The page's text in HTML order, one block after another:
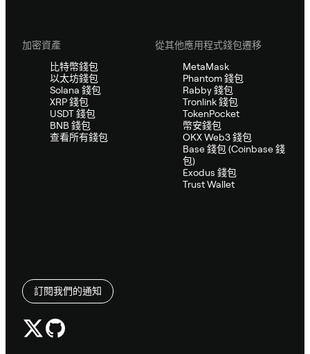
加密資產
比特幣錢包
以太坊錢包
Solana 錢包
XRP 錢包
USDT 錢包
BNB 錢包
查看所有錢包
從其他應用程式錢包遷移
MetaMask
Phantom 錢包
Rabby 錢包
Tronlink 錢包
TokenPocket
幣安錢包
OKX Web3 錢包
Base 錢包 (Coinbase 錢
包)
Exodus 錢包
Trust Wallet
訂閱我們的通知